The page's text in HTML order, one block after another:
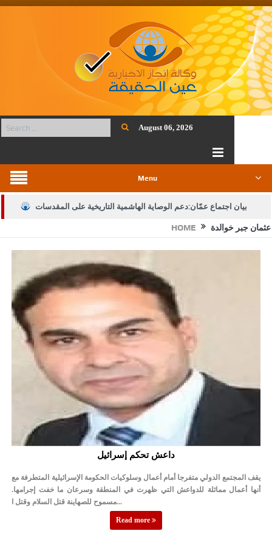
August 06, 2026
Menu
بيان اجتماع عمّان:دعم الوصاية الهاشمية التاريخية على المقدسات
الأمن يتلف 16 مليون حبة كبتاجون و1480 كغم مواد مخدرة
النواب يقر مشروع تعديل قانون الملكية العقارية
تشكيلات إدارية واسعة في الداخلية (اسماء)
القاضي يلتقي رؤساء تحرير الصحف اليومية ويؤكد حرص مجلس النواب
على شراكة فاعلة مع الإعلام
دعوة المكلفين بخدمة العلم (الدفعة الثالثة) إلى مراجعة منصة خدمة
العلم
الملك يلتقي مجموعة من رفاق السلاح
الملك يتلقى اتصالا هاتفيا من العاهل البحريني
القاضي محمود أحمد فريحات.. مبارك ومزيدا من التوفيق
عارف بيك فريحات.. مبارك وبكم تزهو المناصب
HOME عثمان جبر خوالدة
داعش تحكم إسرائيل
يقف المجتمع الدولي متفرجا أمام أعمال وسلوكيات الحكومة الإسرائيلية المتطرفة مع
أنها أعمال مماثلة للدواعش التي ظهرت في المنطقة وسرعان ما خفت إجرامها.
مسموح للصهاينة قتل السلام وقتل ا...
Read more